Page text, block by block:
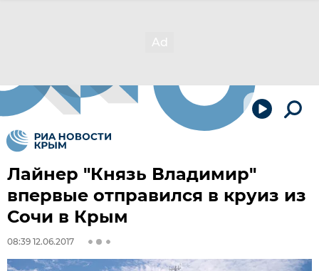
Лайнер "Князь Владимир"
впервые отправился в круиз из
Сочи в Крым
08:39 12.06.2017